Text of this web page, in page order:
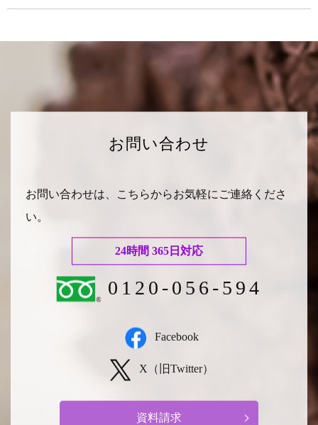
お問い合わせ
お問い合わせは、こちらからお気軽にご連絡くださ
い。
24時間 365日対応
0120-056-594
Facebook
X（旧Twitter）
資料請求